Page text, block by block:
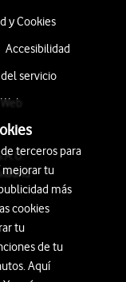
y Cookies
Accesibilidad
servicio
terceros para
mejorar tu
más
cookies
tu
de tu
Aquí